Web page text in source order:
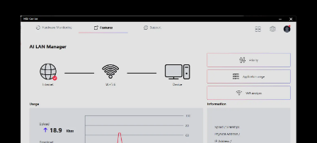
Корпусний вентилятор
REINFORCED,
HEAVY SOLDERED
CONNECTIONS